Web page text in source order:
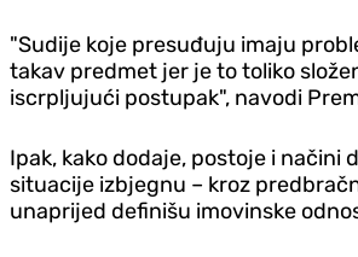
"Sudije koje presuđuju imaju
takav predmet jer je to toliko
iscrpljujući postupak", navodi
Ipak, kako dodaje, postoje i načini
situacije izbjegnu – kroz
unaprijed definišu imovinske